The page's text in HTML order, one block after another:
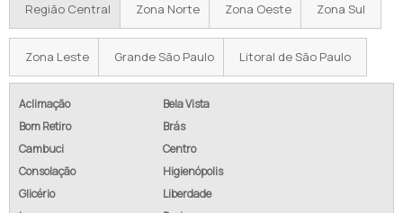
Região Central Zona Norte Zona Oeste Zona Sul
Zona Leste Grande São Paulo Litoral de São Paulo
Aclimação
Bela Vista
Bom Retiro
Brás
Cambuci
Centro
Consolação
Higienópolis
Glicério
Liberdade